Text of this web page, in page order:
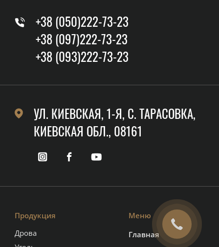
+38 (050)222-73-23
+38 (097)222-73-23
+38 (093)222-73-23
УЛ. КИЕВСКАЯ, 1-Я, C. ТАРАСОВКА,
КИЕВСКАЯ ОБЛ., 08161
Продукция
Дрова
Меню
Главная